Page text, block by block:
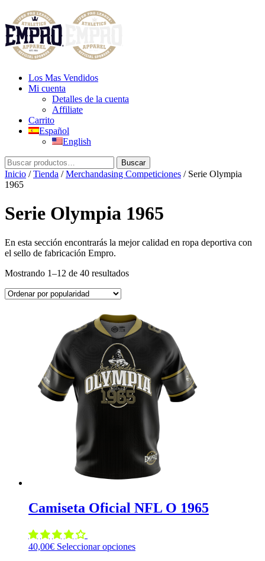
Los Mas Vendidos
Mi cuenta
Detalles de la cuenta
Affiliate
Carrito
Español
English
Buscar
por:
Buscar
Inicio /Tienda /Merchandasing Competiciones / Serie Olympia
1965
Serie Olympia 1965
En esta sección encontrarás la mejor calidad en ropa deportiva con
el sello de fabricación Empro.
Mostrando 1–12 de 40 resultadosOrdenado
Camiseta Oficial NFL O 1965
40,00€ Seleccionar opcionesEste